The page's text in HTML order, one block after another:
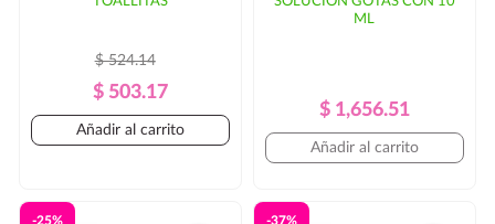
Precio
Regular
$ 524.14
Precio
$ 503.17
Añadir al carrito
ML
Precio
Regular
Precio
$ 1,656.51
Añadir al carrito
-25% -37%